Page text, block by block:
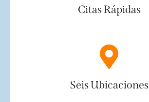
Citas Rápidas
Seis Ubicaciones